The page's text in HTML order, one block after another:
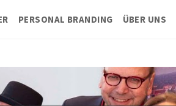
PERSONAL BRANDING ÜBER UNS